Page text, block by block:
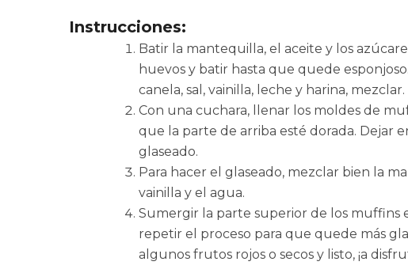
Instrucciones:
Batir la mantequilla, el aceite y los
huevos y batir hasta que quede
canela, sal, vainilla, leche y harina, mezclar.
Con una cuchara, llenar los moldes de
que la parte de arriba esté dorada. Dejar
glaseado.
Para hacer el glaseado, mezclar bien la
vainilla y el agua.
Sumergir la parte superior de los muffins
repetir el proceso para que quede más
algunos frutos rojos o secos y listo, ¡a